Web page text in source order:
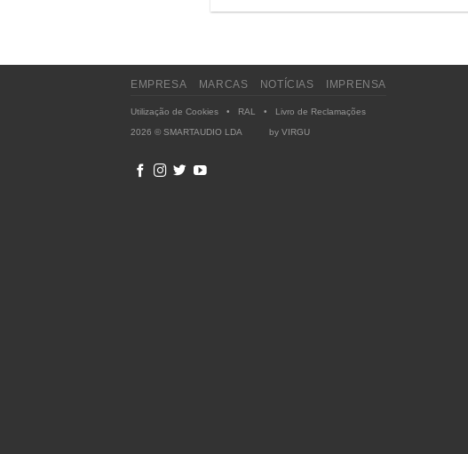
EMPRESA MARCAS NOTÍCIAS IMPRENSA
Utilização de Cookies • RAL • Livro de Reclamações
2026 © SMARTAUDIO LDA by VIRGU